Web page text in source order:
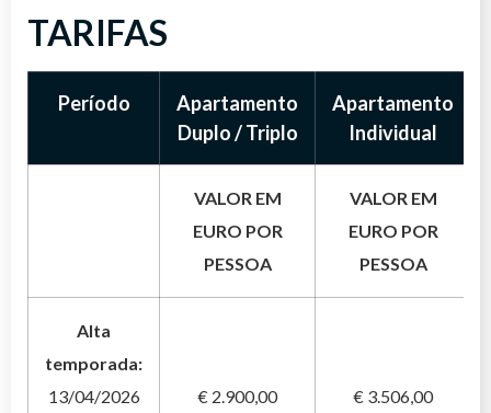
pernoite.
*CAFÉ DA MANHÃ E JANTAR INCLUSO
TARIFAS
Período
Apartamento
Duplo / Triplo
Apartamento
Individual
VALOR EM
EURO POR
PESSOA
VALOR EM
EURO POR
PESSOA
Alta
temporada:
13/04/2026
€ 2.900,00 € 3.506,00